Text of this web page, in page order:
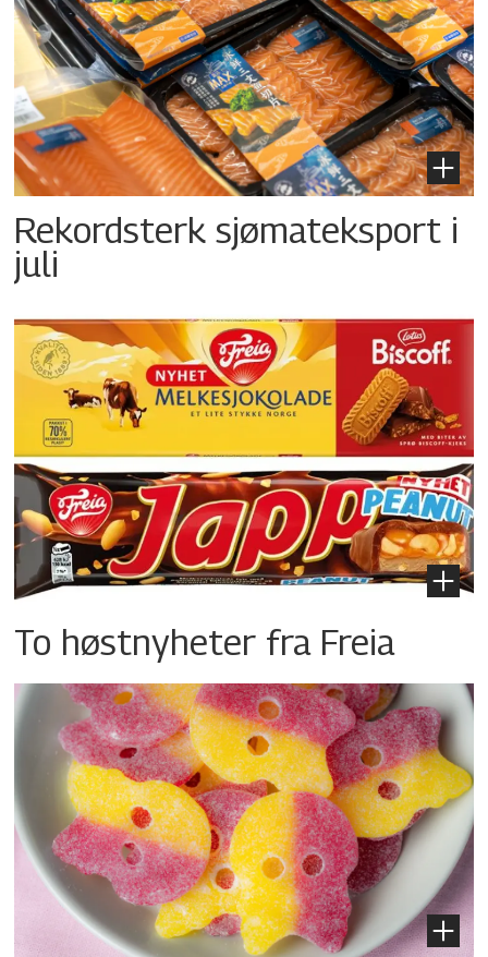
Rekordsterk sjømateksport i
juli
To høstnyheter fra Freia